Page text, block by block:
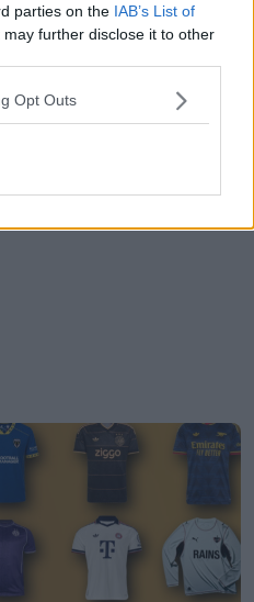
parties on the IAB’s List of
may further disclose it to other
Opt Outs